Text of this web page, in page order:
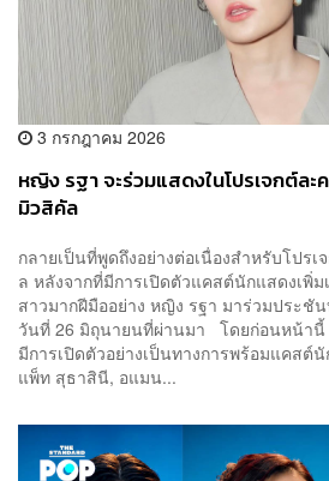
3 กรกฎาคม 2026
หญิง รฐา จะร่วมแสดงในโปรเจกต์ละค
มิวสิคัล
กลายเป็นที่พูดถึงอย่างต่อเนื่องสำหรับโปรเ
ล หลังจากที่มีการเปิดตัวแคสต์นักแสดงเพิ่
สาวมากฝีมืออย่าง หญิง รฐา มาร่วมประชั
วันที่ 26 มิถุนายนที่ผ่านมา โดยก่อนหน้านี้
มีการเปิดตัวอย่างเป็นทางการพร้อมแคสต์
แพ็ท สุธาสินี, อแมน...